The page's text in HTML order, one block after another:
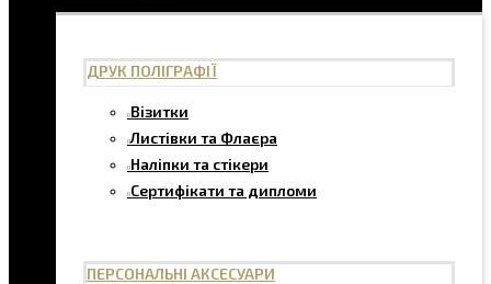
ДРУК ПОЛІГРАФІЇ
Візитки
Листівки та Флаєра
Наліпки та стікери
Сертифікати та дипломи
ПЕРСОНАЛЬНІ АКСЕСУАРИ